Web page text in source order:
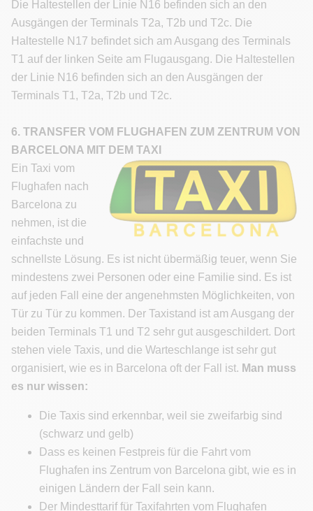
Die Haltestellen der Linie N16 befinden sich an den
Ausgängen der Terminals T2a, T2b und T2c. Die
Haltestelle N17 befindet sich am Ausgang des Terminals
T1 auf der linken Seite am Flugausgang. Die Haltestellen
der Linie N16 befinden sich an den Ausgängen der
Terminals T1, T2a, T2b und T2c.
6. TRANSFER VOM FLUGHAFEN ZUM ZENTRUM VON
BARCELONA MIT DEM TAXI
Ein Taxi vom
Flughafen nach
Barcelona zu
nehmen, ist die
einfachste und
schnellste Lösung. Es ist nicht übermäßig teuer, wenn Sie
mindestens zwei Personen oder eine Familie sind. Es ist
auf jeden Fall eine der angenehmsten Möglichkeiten, von
Tür zu Tür zu kommen. Der Taxistand ist am Ausgang der
beiden Terminals T1 und T2 sehr gut ausgeschildert. Dort
stehen viele Taxis, und die Warteschlange ist sehr gut
organisiert, wie es in Barcelona oft der Fall ist. Man muss
es nur wissen:
Die Taxis sind erkennbar, weil sie zweifarbig sind
(schwarz und gelb)
Dass es keinen Festpreis für die Fahrt vom
Flughafen ins Zentrum von Barcelona gibt, wie es in
einigen Ländern der Fall sein kann.
Der Mindesttarif für Taxifahrten vom Flughafen